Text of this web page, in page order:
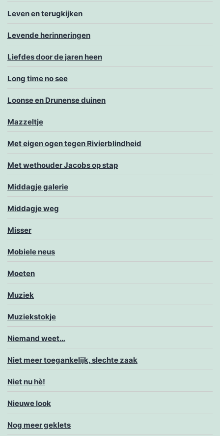
Leven en terugkijken
Levende herinneringen
Liefdes door de jaren heen
Long time no see
Loonse en Drunense duinen
Mazzeltje
Met eigen ogen tegen Rivierblindheid
Met wethouder Jacobs op stap
Middagje galerie
Middagje weg
Misser
Mobiele neus
Moeten
Muziek
Muziekstokje
Niemand weet…
Niet meer toegankelijk, slechte zaak
Niet nu hè!
Nieuwe look
Nog meer geklets